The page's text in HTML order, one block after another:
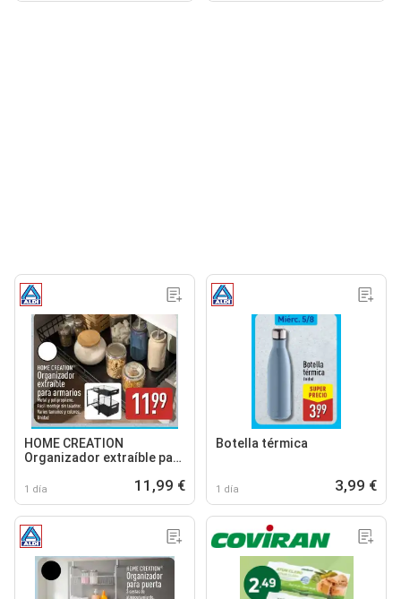
HOME CREATION
Organizador extraíble para
1 día 11,99 €
Botella térmica
1 día 3,99 €